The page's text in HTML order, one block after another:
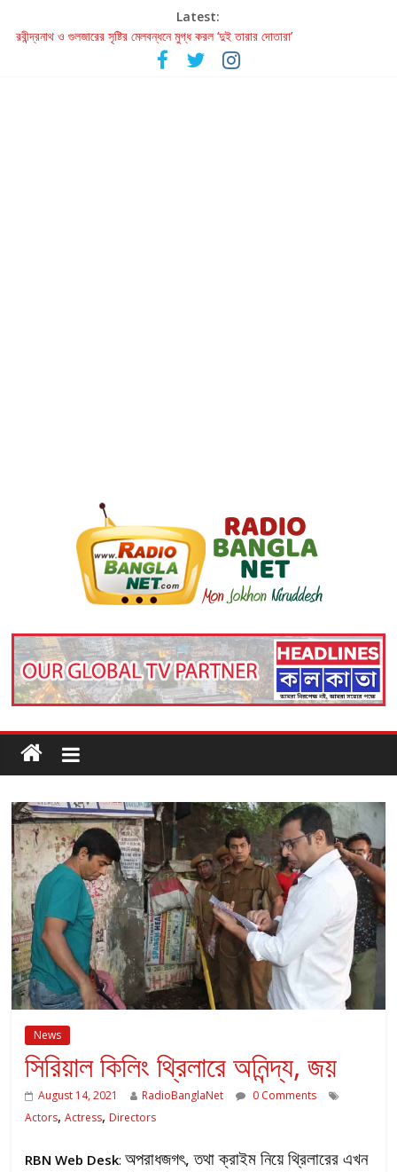
Latest:
রবীন্দ্রনাথ ও গুলজারের সৃষ্টির মেলবন্ধনে মুগ্ধ করল ‘দুই তারার দোতারা’
কলের গান থেকে রীলস্ — বাঙালির গান শোনার বিবর্তনের গল্প
জগন্নাথমঙ্গলম্ — বাংলায় প্রথমবার মঞ্চে এবার রথযাত্রার উদযাপন
News
সিরিয়াল কিলিং থ্রিলারে অনিন্দ্য, জয়
August 14, 2021 RadioBanglaNet
0 Comments
Actors,Actress, Directors
RBN Web Desk:অপরাধজগৎ, তথা ক্রাইম নিয়ে থ্রিলারের এখন